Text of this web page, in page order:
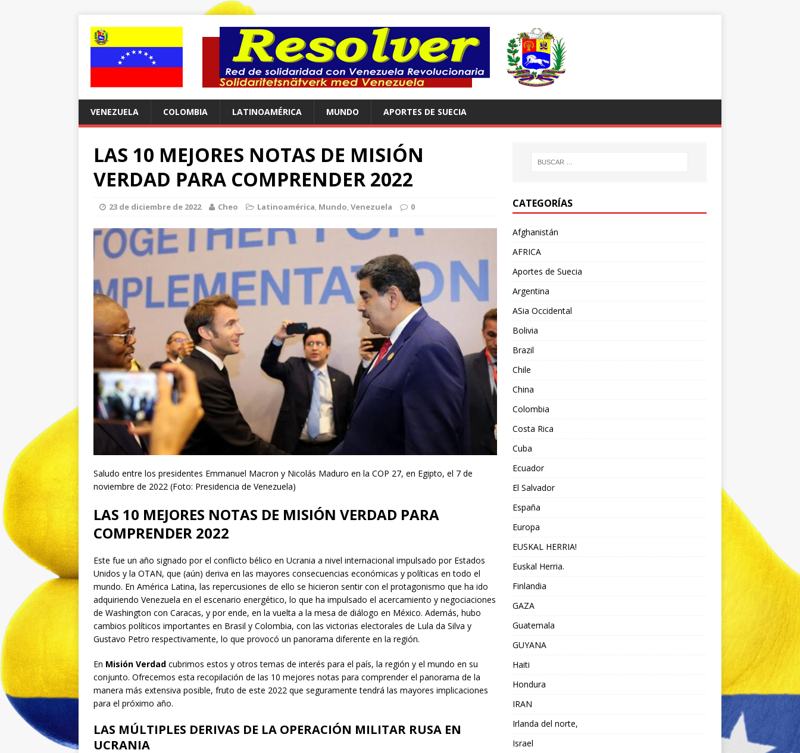
VENEZUELA COLOMBIA LATINOAMÉRICA MUNDO APORTES DE SUECIA
LAS 10 MEJORES NOTAS DE MISIÓN
VERDAD PARA COMPRENDER 2022
23 de diciembre de 2022 Cheo Latinoamérica, Mundo,Venezuela 0
Saludo entre los presidentes Emmanuel Macron y Nicolás Maduro en la COP 27, en Egipto, el 7 de
noviembre de 2022 (Foto: Presidencia de Venezuela)
LAS 10 MEJORES NOTAS DE MISIÓN VERDAD PARA
COMPRENDER 2022
Este fue un año signado por el conflicto bélico en Ucrania a nivel internacional impulsado por Estados
Unidos y la OTAN, que (aún) deriva en las mayores consecuencias económicas y políticas en todo el
mundo. En América Latina, las repercusiones de ello se hicieron sentir con el protagonismo que ha ido
adquiriendo Venezuela en el escenario energético, lo que ha impulsado el acercamiento y negociaciones
de Washington con Caracas, y por ende, en la vuelta a la mesa de diálogo en México. Además, hubo
cambios políticos importantes en Brasil y Colombia, con las victorias electorales de Lula da Silva y
Gustavo Petro respectivamente, lo que provocó un panorama diferente en la región.
En Misión Verdad cubrimos estos y otros temas de interés para el país, la región y el mundo en su
conjunto. Ofrecemos esta recopilación de las 10 mejores notas para comprender el panorama de la
manera más extensiva posible, fruto de este 2022 que seguramente tendrá las mayores implicaciones
para el próximo año.
LAS MÚLTIPLES DERIVAS DE LA OPERACIÓN MILITAR RUSA EN
UCRANIA
CATEGORÍAS
Afghanistán
AFRICA
Aportes de Suecia
Argentina
ASia Occidental
Bolivia
Brazil
Chile
China
Colombia
Costa Rica
Cuba
Ecuador
El Salvador
España
Europa
EUSKAL HERRIA!
Euskal Herria.
Finlandia
GAZA
Guatemala
GUYANA
Haiti
Hondura
IRAN
Irlanda del norte,
Israel